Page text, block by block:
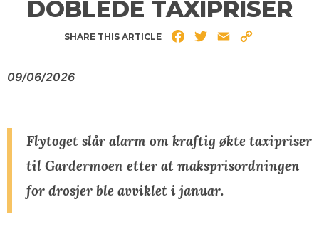
DOBLEDE TAXIPRISER
SHARE THIS ARTICLE FacebookTwitterEmail
09/06/2026
Flytoget slår alarm om kraftig økte taxipriser
til Gardermoen etter at maksprisordningen
for drosjer ble avviklet i januar.